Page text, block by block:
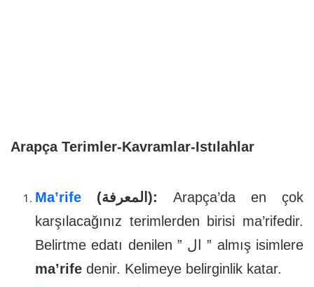
Arapça Terimler-Kavramlar-Istılahlar
Ma’rife (المعرفة):
Arapça’da en çok
karşılacağınız terimlerden birisi ma’rifedir.
Belirtme edatı denilen ” ال ” almış isimlere
ma’rife denir. Kelimeye belirginlik katar.